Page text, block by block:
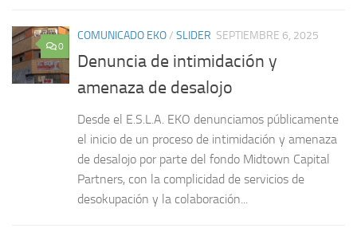
0
COMUNICADO EKO/ SLIDER SEPTIEMBRE 6, 2025
Denuncia de intimidación y
amenaza de desalojo
Desde el E.S.L.A. EKO denunciamos públicamente
el inicio de un proceso de intimidación y amenaza
de desalojo por parte del fondo Midtown Capital
Partners, con la complicidad de servicios de
desokupación y la colaboración...